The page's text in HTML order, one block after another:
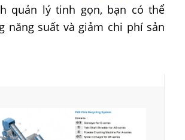
quản lý tinh gọn, bạn có thể
năng suất và giảm chi phí sản